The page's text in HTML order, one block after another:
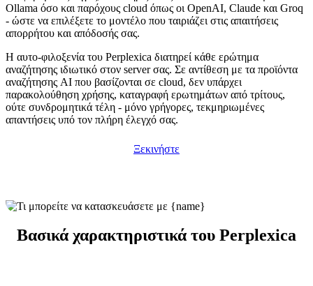
Ollama όσο και παρόχους cloud όπως οι OpenAI, Claude και Groq
- ώστε να επιλέξετε το μοντέλο που ταιριάζει στις απαιτήσεις
απορρήτου και απόδοσής σας.
Η αυτο-φιλοξενία του Perplexica διατηρεί κάθε ερώτημα
αναζήτησης ιδιωτικό στον server σας. Σε αντίθεση με τα προϊόντα
αναζήτησης AI που βασίζονται σε cloud, δεν υπάρχει
παρακολούθηση χρήσης, καταγραφή ερωτημάτων από τρίτους,
ούτε συνδρομητικά τέλη - μόνο γρήγορες, τεκμηριωμένες
απαντήσεις υπό τον πλήρη έλεγχό σας.
Ξεκινήστε
Βασικά χαρακτηριστικά του Perplexica